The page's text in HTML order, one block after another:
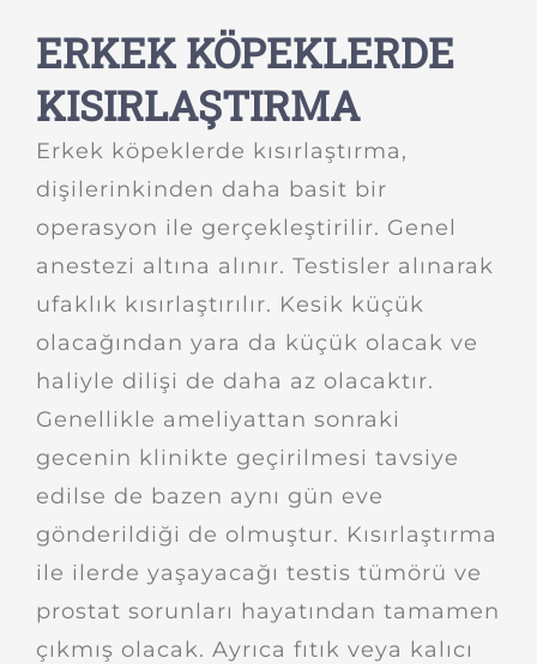
ERKEK KÖPEKLERDE
KISIRLAŞTIRMA
Erkek köpeklerde kısırlaştırma,
dişilerinkinden daha basit bir
operasyon ile gerçekleştirilir. Genel
anestezi altına alınır. Testisler alınarak
ufaklık kısırlaştırılır. Kesik küçük
olacağından yara da küçük olacak ve
haliyle dilişi de daha az olacaktır.
Genellikle ameliyattan sonraki
gecenin klinikte geçirilmesi tavsiye
edilse de bazen aynı gün eve
gönderildiği de olmuştur. Kısırlaştırma
ile ilerde yaşayacağı testis tümörü ve
prostat sorunları hayatından tamamen
çıkmış olacak. Ayrıca fıtık veya kalıcı